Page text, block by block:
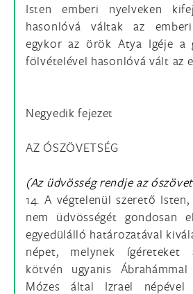
Isten emberi nyelveken
hasonlóvá váltak az
egykor az örök Atya Igéje a
fölvételével hasonlóvá vált az
Negyedik fejezet
AZ ÓSZÖVETSÉG
(Az üdvösség rendje az
14. A végtelenül szerető
nem üdvösségét gondosan
egyedülálló határozatával
népet, melynek ígéreteket
kötvén ugyanis Ábrahámmal
Mózes által Izrael népével